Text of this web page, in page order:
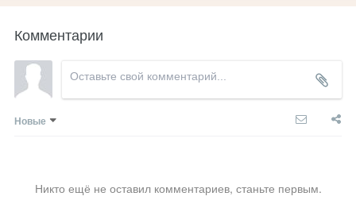
Комментарии
Новые
Никто ещё не оставил комментариев, станьте первым.